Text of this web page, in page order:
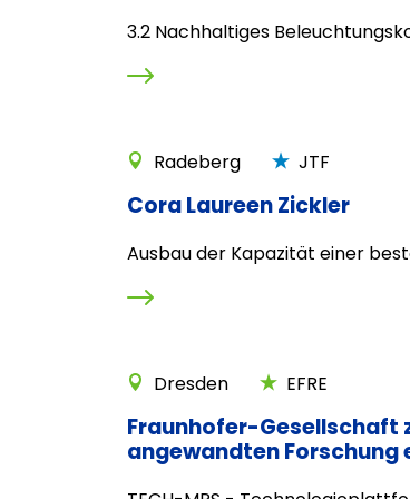
3.2 Nachhaltiges
Radeberg JTF
Cora Laureen Zickler
Ausbau der Kapazität einer
Dresden EFRE
Fraunhofer-Gesellschaft
angewandten Forschung